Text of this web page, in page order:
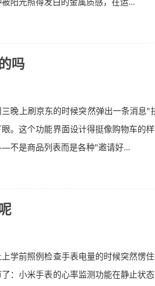
吗
三晚上刷京东的时候突然弹出一条消息
。这个功能界面设计得挺像购物车的
不是商品列表而是各种"邀请好…
上学前照例检查手表电量的时候突然愣
：小米手表的心率监测功能在静止状